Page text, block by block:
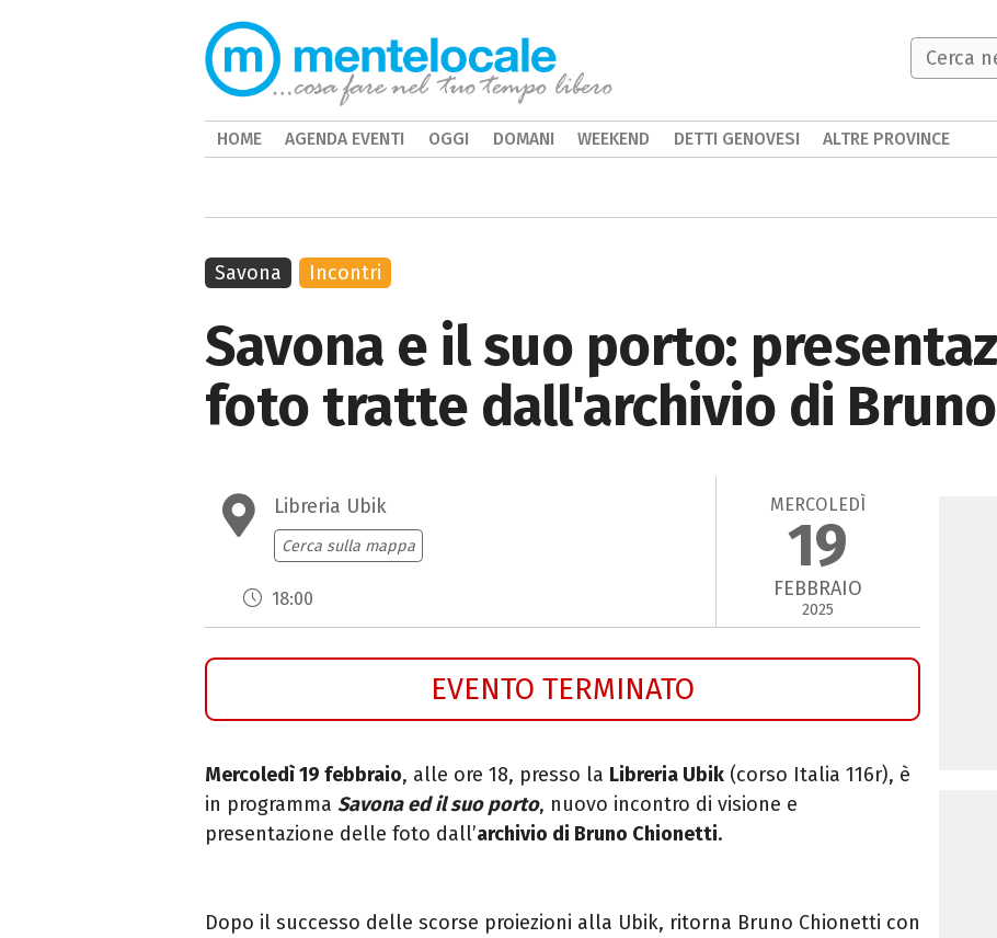
Savona e il suo porto:
foto tratte dall'archivio di
Libreria Ubik
Cerca sulla mappa
18:00
MERCOLEDÌ
19
FEBBRAIO
2025
EVENTO TERMINATO
Mercoledì 19 febbraio, alle ore 18, presso la Libreria Ubik (corso Italia 116r), è
in programma Savona ed il suo porto, nuovo incontro di visione e
presentazione delle foto dall’archivio di Bruno Chionetti.
Dopo il successo delle scorse proiezioni alla Ubik, ritorna Bruno Chionetti con
Savona Incontri
HOME AGENDA EVENTI OGGI DOMANI WEEKEND DETTI GENOVESI ALTRE PROVINCE